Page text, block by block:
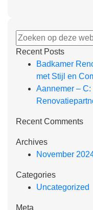
Recent Posts
Badkamer
met Stijl en
Aannemer –
Recent Comments
Archives
November
Categories
Uncategorized
Meta